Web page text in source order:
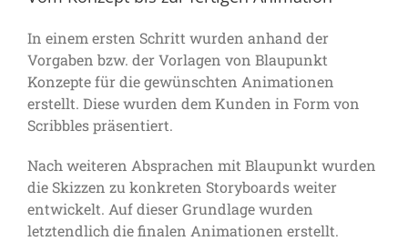
In einem ersten Schritt wurden anhand der
Vorgaben bzw. der Vorlagen von Blaupunkt
Konzepte für die gewünschten Animationen
erstellt. Diese wurden dem Kunden in Form von
Scribbles präsentiert.
Nach weiteren Absprachen mit Blaupunkt wurden
die Skizzen zu konkreten Storyboards weiter
entwickelt. Auf dieser Grundlage wurden
letztendlich die finalen Animationen erstellt.